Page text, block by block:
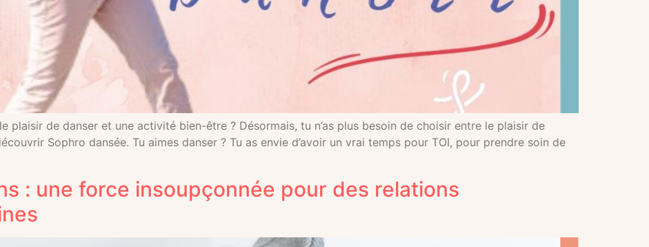
plaisir de danser et une activité bien-être ? Désormais, tu n’as plus besoin de choisir entre le plaisir de
Sophro dansée. Tu aimes danser ? Tu as envie d’avoir un vrai temps pour TOI, pour prendre soin de
: une force insoupçonnée pour des relations